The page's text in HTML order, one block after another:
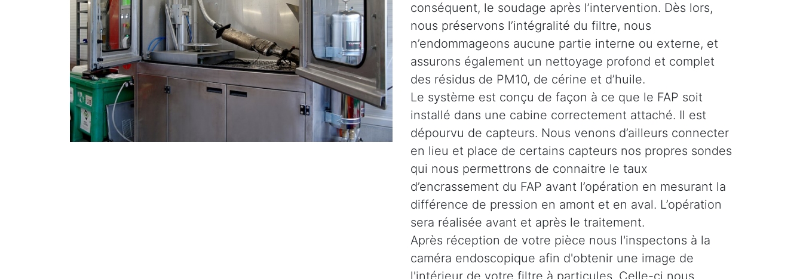
conséquent, le soudage après l’intervention. Dès lors,
nous préservons l’intégralité du filtre, nous
n’endommageons aucune partie interne ou externe, et
assurons également un nettoyage profond et complet
des résidus de PM10, de cérine et d’huile.
Le système est conçu de façon à ce que le FAP soit
installé dans une cabine correctement attaché. Il est
dépourvu de capteurs. Nous venons d’ailleurs connecter
en lieu et place de certains capteurs nos propres sondes
qui nous permettrons de connaitre le taux
d’encrassement du FAP avant l’opération en mesurant la
différence de pression en amont et en aval. L’opération
sera réalisée avant et après le traitement.
Après réception de votre pièce nous l'inspectons à la
caméra endoscopique afin d'obtenir une image de
l'intérieur de votre filtre à particules. Celle-ci nous